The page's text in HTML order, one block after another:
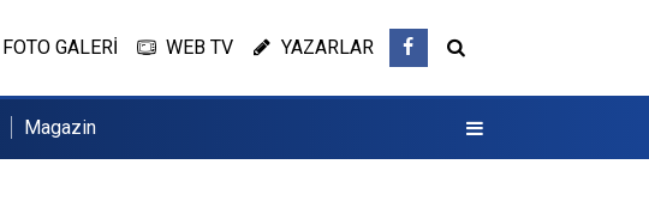
FOTO GALERİ WEB TV YAZARLAR
Magazin